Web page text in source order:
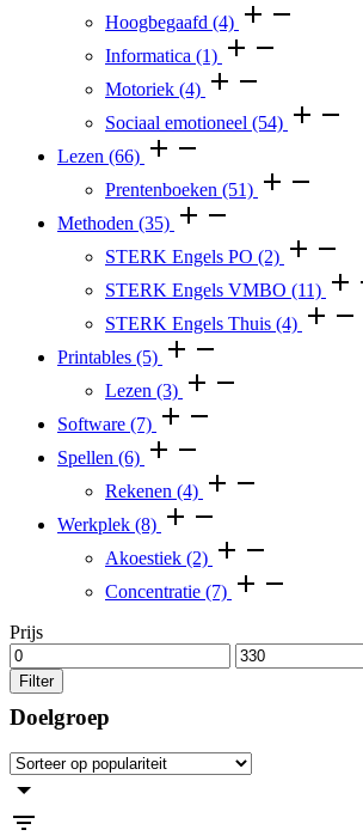
Hoogbegaafd (4)
Informatica (1)
Motoriek (4)
Sociaal emotioneel (54)
Lezen (66)
Prentenboeken (51)
Methoden (35)
STERK Engels PO (2)
STERK Engels VMBO (11)
STERK Engels Thuis (4)
Printables (5)
Lezen (3)
Software (7)
Spellen (6)
Rekenen (4)
Werkplek (8)
Akoestiek (2)
Concentratie (7)
Prijs
Filter
Doelgroep